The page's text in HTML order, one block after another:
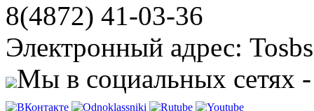
8(4872) 41-03-36
Электронный адрес:
Мы в социальных сетях